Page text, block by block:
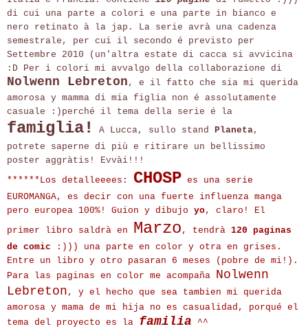
di cui una parte a colori e una parte in bianco e
nero retinato à la jap. La serie avrà una cadenza
semestrale, per cui il secondo é previsto per
Settembre 2010 (un'altra estate di cacca si avvicina
:D Per i colori mi avvalgo della collaborazione di
Nolwenn Lebreton , e il fatto che sia mi querida
amorosa y mamma di mia figlia non é assolutamente
casuale :)perché il tema della serie é la
famiglia! A Lucca, sullo stand Planeta,
potrete saperne di più e ritirare un bellissimo
poster aggràtis! Evvài!!!
******Los detalleeees: CHOSP es una serie
EUROMANGA, es decir con una fuerte influenza manga
pero europea 100%! Guion y dibujo yo, claro! El
primer libro saldrà en Marzo , tendrà 120 paginas
de comic :))) una parte en color y otra en grises.
Entre un libro y otro pasaran 6 meses (pobre de mi!).
Para las paginas en color me acompaña Nolwenn
Lebreton , y el hecho que sea tambien mi querida
amorosa y mama de mi hija no es casualidad, porqué el
tema del proyecto es la familia ^^